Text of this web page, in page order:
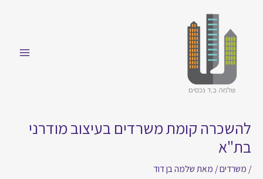
להשכרה קומת משרדים בעיצוב מודרני
בת"א
/ משרדים/ מאת שלמה בן דוד